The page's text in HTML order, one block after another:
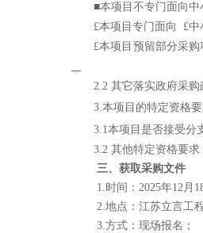
■本项目不专门面向中
£本项目专门面向 £中
£本项目预留部分采
2.2 其它落实政府采购
3.本项目的特定资格要
3.1本项目是否接受分
3.2 其他特定资格要求
三、获取采购文件
1.时间：2025年12月
2.地点：江苏立言工
3.方式： 现场报名 ；